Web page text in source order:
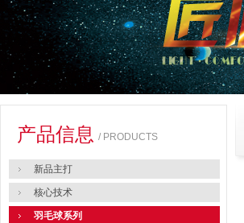
产品信息 / PRODUCTS
新品主打
核心技术
羽毛球系列